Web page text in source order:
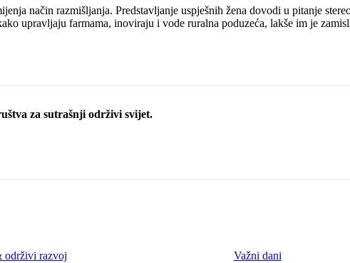
način razmišljanja. Predstavljanje uspješnih žena dovodi u pitanje
upravljaju farmama, inoviraju i vode ruralna poduzeća, lakše im je
za sutrašnji održivi svijet.
održivi razvoj Važni dani